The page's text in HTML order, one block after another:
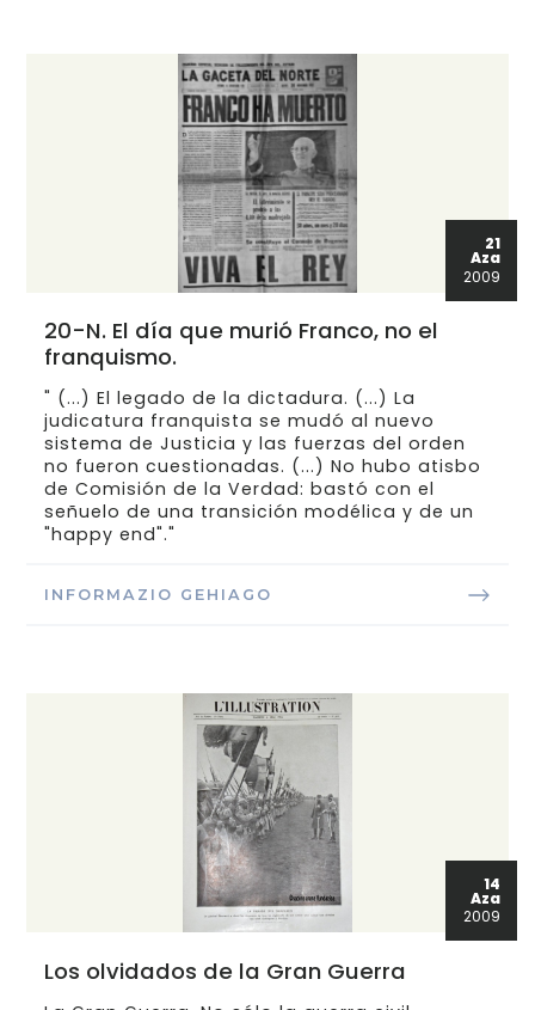
21
Aza
2009
20-N. El día que murió Franco, no el
franquismo.
" (...) El legado de la dictadura. (...) La
judicatura franquista se mudó al nuevo
sistema de Justicia y las fuerzas del orden
no fueron cuestionadas. (...) No hubo atisbo
de Comisión de la Verdad: bastó con el
señuelo de una transición modélica y de un
"happy end"."
INFORMAZIO GEHIAGO
14
Aza
2009
Los olvidados de la Gran Guerra